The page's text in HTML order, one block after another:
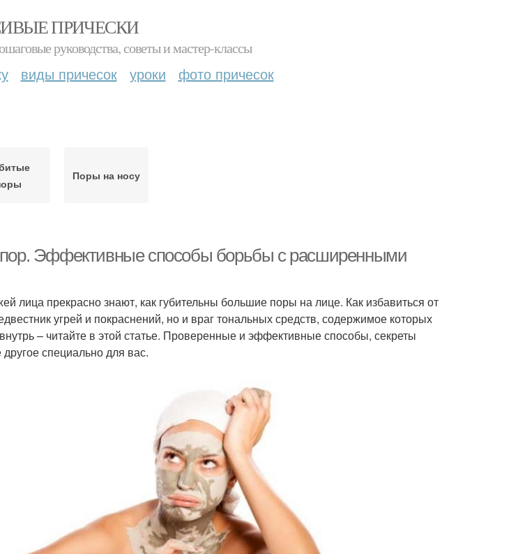
ПРИЧЕСКИ
руководства, советы и мастер-классы
виды причесок уроки фото причесок
Поры на носу
пор. Эффективные способы борьбы с расширенными
лица прекрасно знают, как губительны большие поры на лице. Как избавиться от
угрей и покраснений, но и враг тональных средств, содержимое которых
– читайте в этой статье. Проверенные и эффективные способы, секреты
специально для вас.